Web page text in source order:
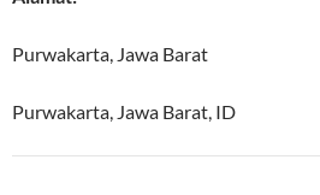
Purwakarta, Jawa Barat
Purwakarta, Jawa Barat, ID